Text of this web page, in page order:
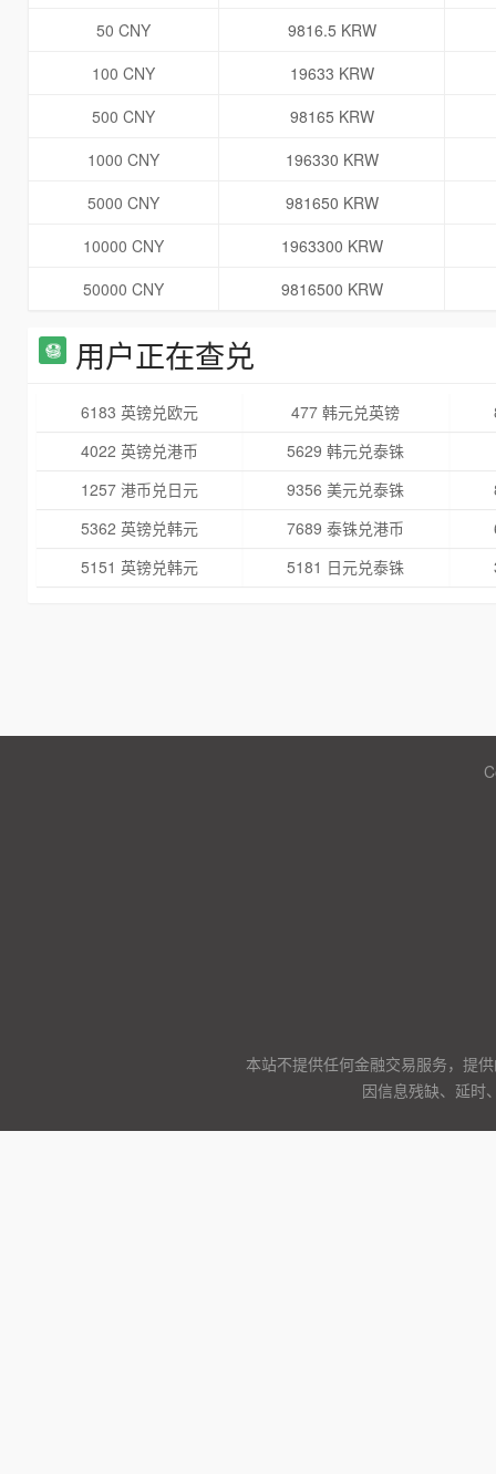
50 CNY
9816.5 KRW
100 CNY
19633 KRW
500 CNY
98165 KRW
1000 CNY
196330 KRW
5000 CNY
981650 KRW
10000 CNY
1963300 KRW
50000 CNY
9816500 KRW
用户正在查兑
6183 英镑兑欧元 477 韩元兑英镑
4022 英镑兑港币
5629 韩元兑泰铢
1257 港币兑日元
9356 美元兑泰铢
5362 英镑兑韩元
7689 泰铢兑港币
5151 英镑兑韩元
5181 日元兑泰铢
本站不提供任何金融交易服务，提
因信息残缺、延时